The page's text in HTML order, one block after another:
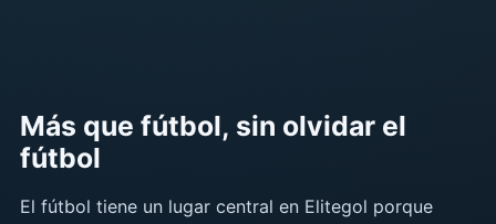
Más que fútbol, sin olvidar el
fútbol
El fútbol tiene un lugar central en Elitegol porque